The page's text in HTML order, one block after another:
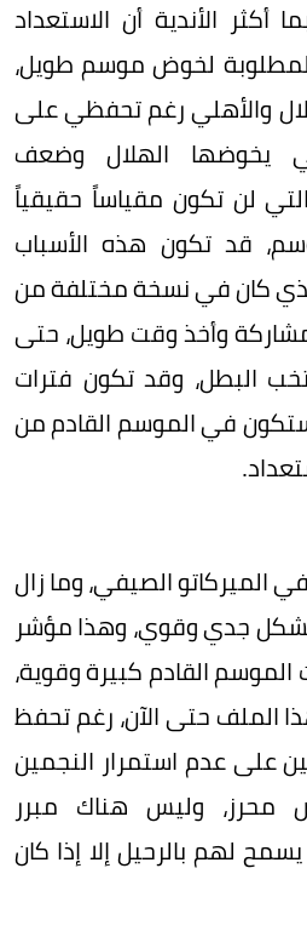
أكثر الأندية أن الاستعداد
لخوض موسم طويل،
والأهلي رغم تحفظي على
يخوضها الهلال وضعف
لن تكون مقياساً حقيقياً
قد تكون هذه الأسباب
كان في نسخة مختلفة من
وأخذ وقت طويل، حتى
البطل، وقد تكون فترات
في الموسم القادم من
الميركاتو الصيفي، وما زال
جدي وقوي، وهذا مؤشر
القادم كبيرة وقوية،
الملف حتى الآن، رغم تحفظ
على عدم استمرار النجمين
محرز، وليس هناك مبرر
لهم بالرحيل إلا إذا كان